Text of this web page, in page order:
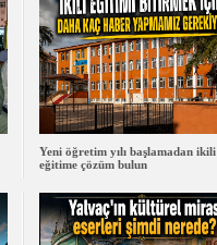
Yeni öğretim yılı başlamadan ikili
eğitime çözüm bulun